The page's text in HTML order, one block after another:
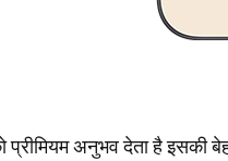
अनुभव देता है इसकी